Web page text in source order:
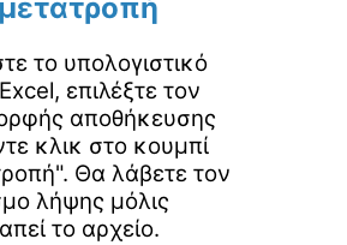
μετατροπή
το υπολογιστικό
επιλέξτε τον
αποθήκευσης
κλικ στο κουμπί
Θα λάβετε τον
λήψης μόλις
το αρχείο.